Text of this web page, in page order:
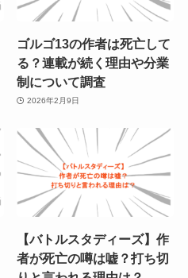
ゴルゴ13の作者は死亡して
る？連載が続く理由や分業
制について調査
2026年2月9日
【バトルスタディーズ】作
者が死亡の噂は嘘？打ち切